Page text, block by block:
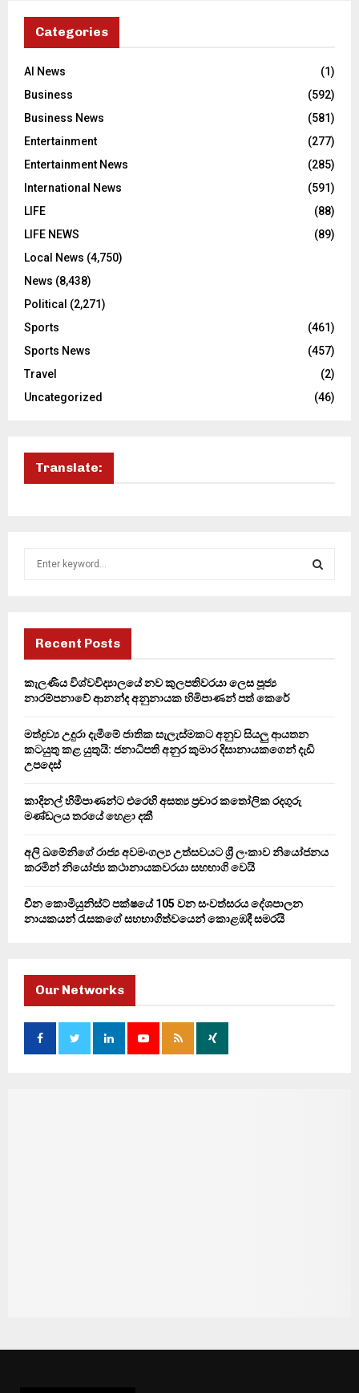
Categories
AI News
(1)
Business
(592)
Business News
(581)
Entertainment
(277)
Entertainment News
(285)
International News
(591)
LIFE
(88)
LIFE NEWS
(89)
Local News (4,750)
News (8,438)
Political (2,271)
Sports
(461)
Sports News
(457)
Travel
(2)
Uncategorized
(46)
Translate:
f
r
H
Recent Posts
කැලණිය විශ්වවිද්‍යාලයේ නව කුලපතිවරයා ලෙස පූජ්‍ය
නාරම්පනාවේ ආනන්ද අනුනායක හිමිපාණන් පත් කෙරේ
මත්ද්‍රව්‍ය උදුරා දැමීමේ ජාතික සැලැස්මකට අනුව සියලු ආයතන
කටයුතු කළ යුතුයි: ජනාධිපති අනුර කුමාර දිසානායකගෙන් දැඩි
උපදෙස්
කාදිනල් හිමිපාණන්ට එරෙහි අසත්‍ය ප්‍රචාර කතෝලික රදගුරු
මණ්ඩලය තරයේ හෙළා දකී
අලි ඛමේනිගේ රාජ්‍ය අවමංගල්‍ය උත්සවයට ශ්‍රී ලංකාව නියෝජනය
කරමින් නියෝජ්‍ය කථානායකවරයා සහභාගි වෙයි
චීන කොමියුනිස්ට් පක්ෂයේ 105 වන සංවත්සරය දේශපාලන
නායකයන් රැසකගේ සහභාගිත්වයෙන් කොළඹදී සමරයි
Our Networks